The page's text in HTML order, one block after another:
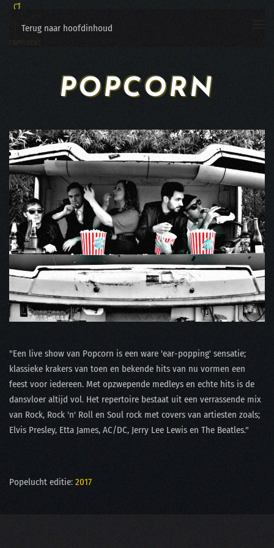
Terug naar hoofdinhoud
POPCORN
"Een live show van Popcorn is een ware 'ear-popping' sensatie;
klassieke krakers van toen en bekende hits van nu vormen een
feest voor iedereen. Met opzwepende medleys en echte hits is de
dansvloer altijd vol. Het repertoire bestaat uit een verrassende mix
van Rock, Rock 'n' Roll en Soul rock met covers van artiesten zoals;
Elvis Presley, Etta James, AC/DC, Jerry Lee Lewis en The Beatles."
Popelucht editie: 2017